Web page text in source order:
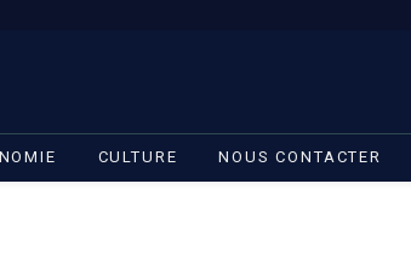
CULTURE NOUS CONTACTER